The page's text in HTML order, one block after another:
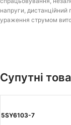
напруги,
ураження струмом
Супутні
5SY6103-7